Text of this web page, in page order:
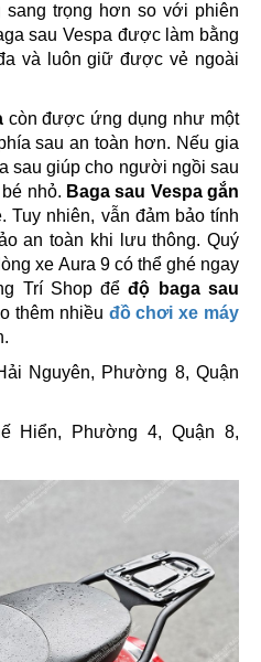
sang trọng hơn so với phiên
sau Vespa được làm bằng
và luôn giữ được vẻ ngoài
còn được ứng dụng như một
sau an toàn hơn. Nếu gia
sau giúp cho người ngồi sau
nhỏ. Baga sau Vespa gắn
Tuy nhiên, vẫn đảm bảo tính
an toàn khi lưu thông. Quý
xe Aura 9 có thể ghé ngay
Trí Shop đểđộ baga sau
thêm nhiều đồ chơi xe máy
Nguyên, Phường 8, Quận
Hiển, Phường 4, Quận 8,